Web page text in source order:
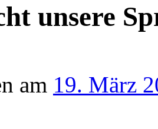
unsere
am 19. März